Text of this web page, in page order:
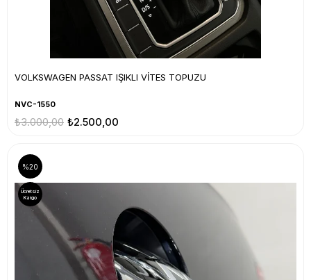
VOLKSWAGEN PASSAT IŞIKLI VİTES TOPUZU
NVC-1550
₺2.500,00
₺3.000,00
%20
Ücretsiz
Kargo